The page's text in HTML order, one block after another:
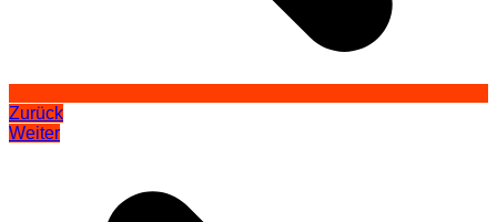
Zurück
Weiter